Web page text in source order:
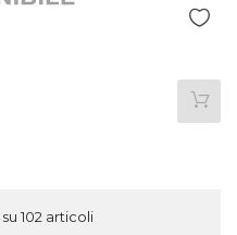
102 articoli